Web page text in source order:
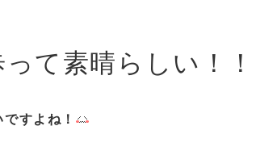
て素晴らしい！！
すよね！